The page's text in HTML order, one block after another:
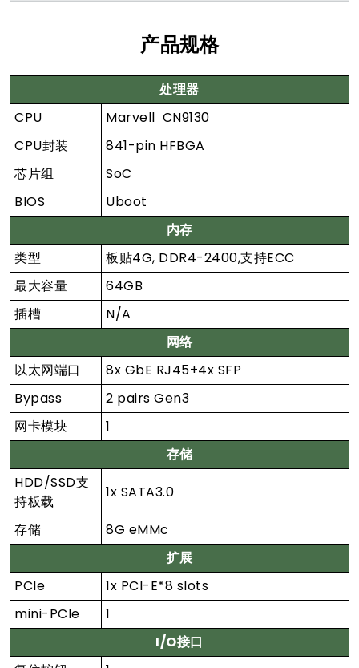
产品规格
处理器
CPU
Marvell CN9130
CPU封装
841-pin HFBGA
芯片组
SoC
BIOS
Uboot
内存
类型
板贴4G, DDR4-2400,支持ECC
最大容量
64GB
插槽
N/A
网络
以太网端口
8x GbE RJ45+4x SFP
Bypass
2 pairs Gen3
网卡模块
1
存储
HDD/SSD支
持板载
1x SATA3.0
存储
8G eMMc
扩展
PCIe
1x PCI-E*8 slots
mini-PCIe
1
I/O接口